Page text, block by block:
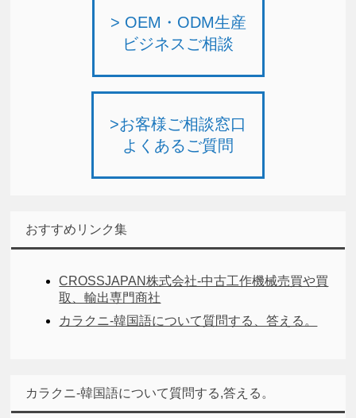
> OEM・ODM生産
ビジネスご相談
>お客様ご相談窓口
よくあるご質問
おすすめリンク集
CROSSJAPAN株式会社-中古工作機械売買や買
取、輸出専門商社
カラクニ-韓国語について質問する、答える。
カラクニ-韓国語について質問する,答える。